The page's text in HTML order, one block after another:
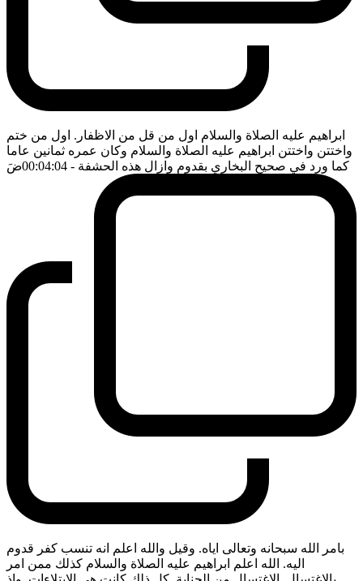
ابراهيم عليه الصلاة والسلام اول من قل من الاظفار. اول من ختم
واختتن واختتن ابراهيم عليه الصلاة والسلام وكان عمره ثمانين عاما
كما ورد في صحيح البخاري بقدوم وازال هذه الحشفة - 00:04:04 ضَ
بامر الله سبحانه وتعالى اياه. وقيل والله اعلم انه تنسب كفر قدوم
اليه. الله اعلم ابراهيم عليه الصلاة والسلام كذلك ممن امر